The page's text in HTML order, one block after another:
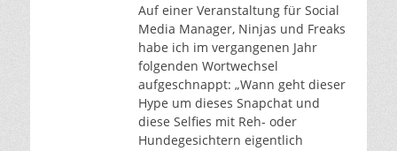
Auf einer Veranstaltung für Social
Media Manager, Ninjas und Freaks
habe ich im vergangenen Jahr
folgenden Wortwechsel
aufgeschnappt: „Wann geht dieser
Hype um dieses Snapchat und
diese Selfies mit Reh- oder
Hundegesichtern eigentlich